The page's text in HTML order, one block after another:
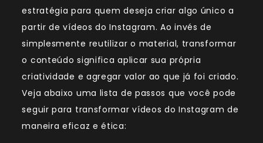
estratégia para quem deseja criar algo único a
partir de vídeos do Instagram. Ao invés de
simplesmente reutilizar o material, transformar
o conteúdo significa aplicar sua própria
criatividade e agregar valor ao que já foi criado.
Veja abaixo uma lista de passos que você pode
seguir para transformar vídeos do Instagram de
maneira eficaz e ética: